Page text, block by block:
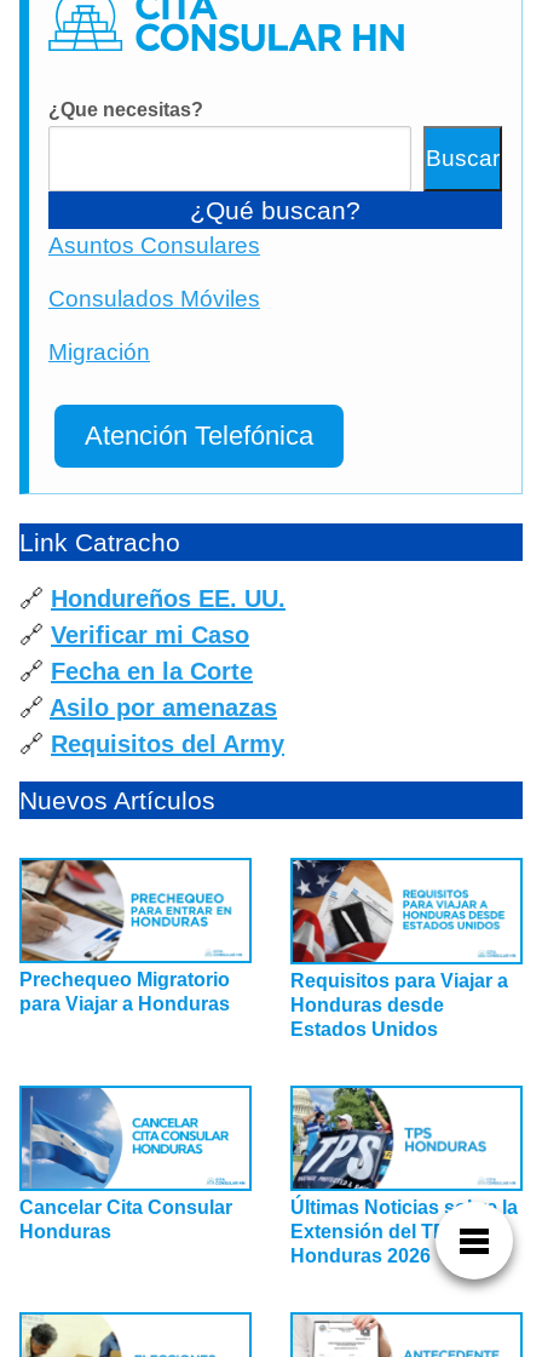
¿Que necesitas?
Buscar
¿Qué buscan?
Asuntos Consulares
Consulados Móviles
Migración
Atención Telefónica
Link Catracho
🔗 Hondureños EE. UU.
🔗 Verificar mi Caso
🔗 Fecha en la Corte
🔗 Asilo por amenazas
🔗 Requisitos del Army
Nuevos Artículos
Prechequeo Migratorio
para Viajar a Honduras
Requisitos para Viajar a
Honduras desde
Estados Unidos
Cancelar Cita Consular
Honduras
Últimas Noticias sobre la
Extensión del TPS para
Honduras 2026